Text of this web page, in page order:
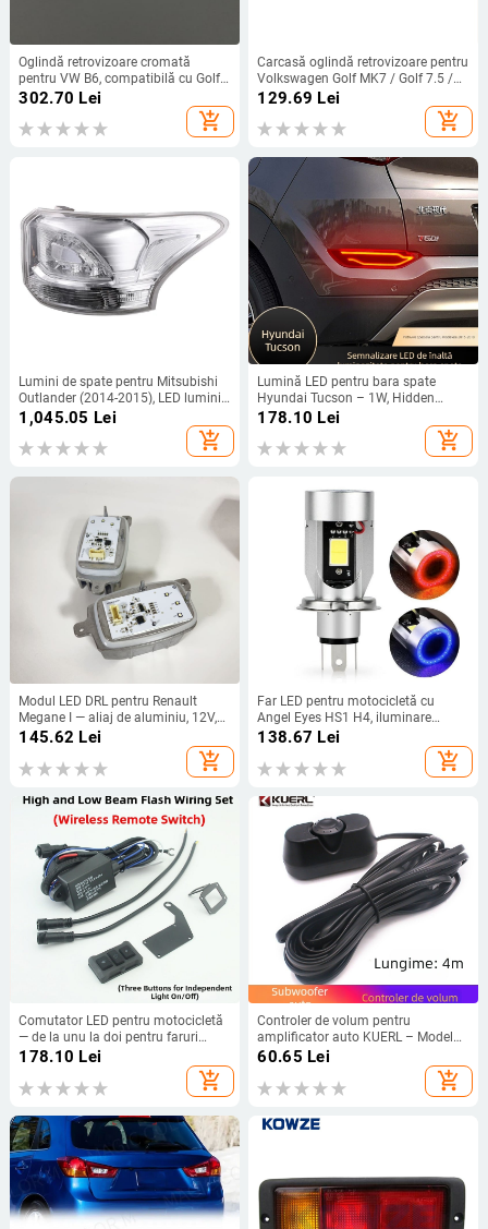
Oglindă retrovizoare cromată
pentru VW B6, compatibilă cu Golf
5, Magotan, Sagitar, Passat, Bora,
302.70 Lei
add_shopping_cart
Carcasă oglindă retrovizoare pentru
Volkswagen Golf MK7 / Golf 7.5 /
Touran L
129.69 Lei
add_shopping_cart
Lumini de spate pentru Mitsubishi
Outlander (2014-2015), LED lumini
spate/stop, 12V, numere de piesă
8330A789 / 8330A790
1,045.05 Lei
add_shopping_cart
Lumină LED pentru bara spate
Hyundai Tucson – 1W, Hidden
Wings, model Tutu rear bumper
178.10 Lei
add_shopping_cart
Modul LED DRL pentru Renault
Megane I — aliaj de aluminiu, 12V,
10W, durată de viață 50000 h,
285753299 R
145.62 Lei
add_shopping_cart
Far LED pentru motocicletă cu
Angel Eyes HS1 H4, iluminare
demonică încorporată cu două
138.67 Lei
add_shopping_cart
Comutator LED pentru motocicletă
— de la unu la doi pentru faruri
distant și apropiat, 120W, 9–24V,
178.10 Lei
add_shopping_cart
Controler de volum pentru
amplificator auto KUERL – Model
Remote volume adjustment 01,
Material PVC, Greutate 0.1 kg,
Pentru amplificator de putere
60.65 Lei
add_shopping_cart